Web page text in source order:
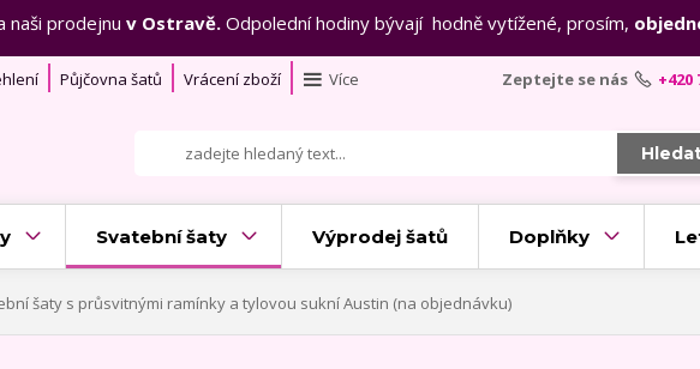
naši prodejnu v Ostravě. Odpolední hodiny bývají hodně vytížené, prosím,
Půjčovna šatů Vrácení zboží Více Zeptejte se nás +420
Svatební šaty Výprodej šatů Doplňky
šaty s průsvitnými ramínky a tylovou sukní Austin (na objednávku)